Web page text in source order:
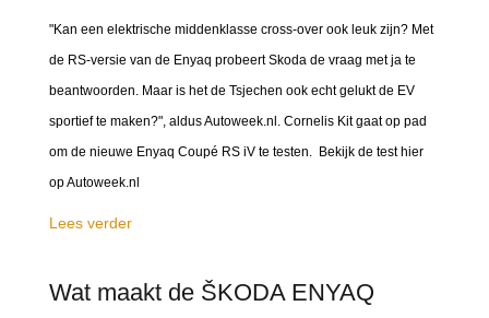
"Kan een elektrische middenklasse cross-over ook leuk zijn? Met
de RS-versie van de Enyaq probeert Skoda de vraag met ja te
beantwoorden. Maar is het de Tsjechen ook echt gelukt de EV
sportief te maken?", aldus Autoweek.nl. Cornelis Kit gaat op pad
om de nieuwe Enyaq Coupé RS iV te testen. Bekijk de test hier
op Autoweek.nl
Lees verder
Wat maakt de ŠKODA ENYAQ